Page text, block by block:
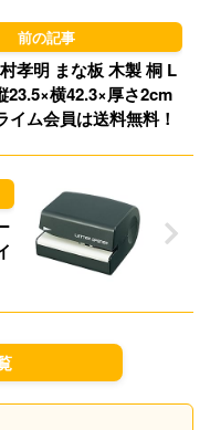
o
n
y
村孝明 まな板 木製 桐 L
23.5×横42.3×厚さ2cm
イム会員は送料無料！